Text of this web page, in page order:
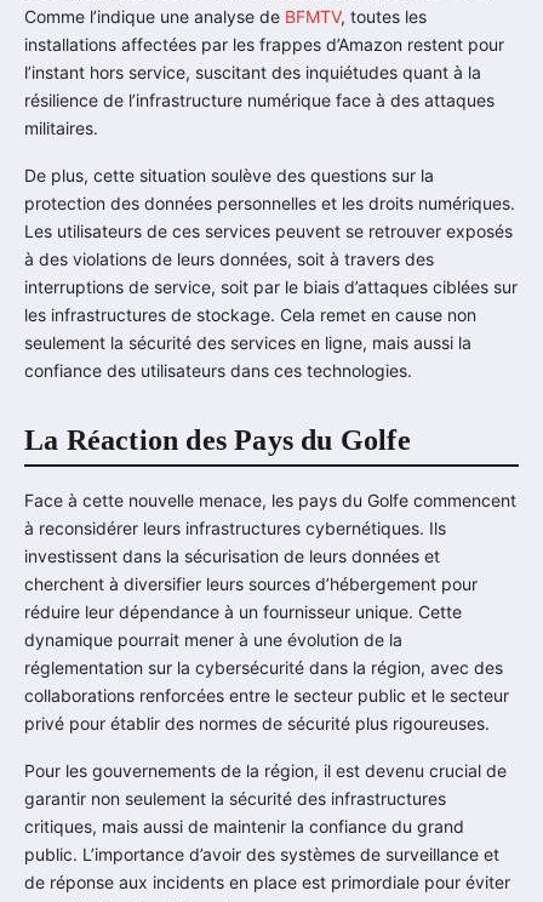
Comme l’indique une analyse de BFMTV, toutes les
installations affectées par les frappes d’Amazon restent pour
l’instant hors service, suscitant des inquiétudes quant à la
résilience de l’infrastructure numérique face à des attaques
militaires.
De plus, cette situation soulève des questions sur la
protection des données personnelles et les droits numériques.
Les utilisateurs de ces services peuvent se retrouver exposés
à des violations de leurs données, soit à travers des
interruptions de service, soit par le biais d’attaques ciblées sur
les infrastructures de stockage. Cela remet en cause non
seulement la sécurité des services en ligne, mais aussi la
confiance des utilisateurs dans ces technologies.
La Réaction des Pays du Golfe
Face à cette nouvelle menace, les pays du Golfe commencent
à reconsidérer leurs infrastructures cybernétiques. Ils
investissent dans la sécurisation de leurs données et
cherchent à diversifier leurs sources d’hébergement pour
réduire leur dépendance à un fournisseur unique. Cette
dynamique pourrait mener à une évolution de la
réglementation sur la cybersécurité dans la région, avec des
collaborations renforcées entre le secteur public et le secteur
privé pour établir des normes de sécurité plus rigoureuses.
Pour les gouvernements de la région, il est devenu crucial de
garantir non seulement la sécurité des infrastructures
critiques, mais aussi de maintenir la confiance du grand
public. L’importance d’avoir des systèmes de surveillance et
de réponse aux incidents en place est primordiale pour éviter